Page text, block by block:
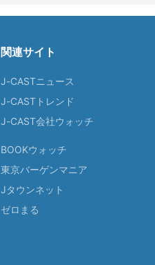
関連サイト
J-CASTニュース
J-CASTトレンド
J-CAST会社ウォッチ
BOOKウォッチ
東京バーゲンマニア
Jタウンネット
ゼロまる